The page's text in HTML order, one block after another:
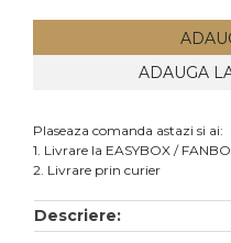
Accesorii
ADAUGA
Plaseaza comanda astazi si ai:
1. Livrare la EASYBOX /
2. Livrare prin curier
Descriere: